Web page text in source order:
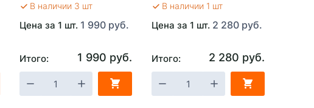
В наличии 3 шт
Цена за 1 шт. 1 990 руб.
Итого: 1 990 руб.
В наличии 1 шт
Цена за 1 шт. 2 280 руб.
Итого: 2 280 руб.